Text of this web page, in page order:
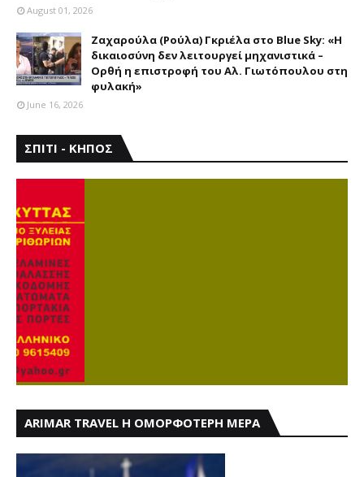
August 01, 2026
Ζαχαρούλα (Ρούλα) Γκριέλα στο Blue Sky: «Η
δικαιοσύνη δεν λειτουργεί μηχανιστικά –
Ορθή η επιστροφή του Αλ. Γιωτόπουλου στη
φυλακή»
June 16, 2026
ΣΠΙΤΙ - ΚΗΠΟΣ
ARIMAR TRAVEL Η ΟΜΟΡΦΟΤΕΡΗ ΜΕΡΑ